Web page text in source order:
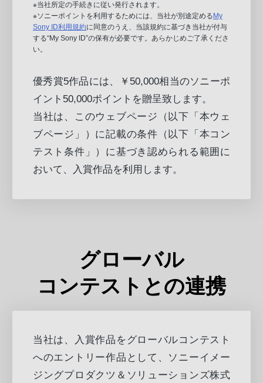
※当社所定の手続きに従い発行されます。
※ソニーポイントを利用するためには、当社が別途定める My
Sony ID利用規約に同意のうえ、当該規約に基づき当社が付与
する“My Sony ID”の保有が必要です。あらかじめご了承くださ
い。
優秀賞5作品には、￥50,000相当のソニーポ
イント50,000ポイントを贈呈致します。
当社は、このウェブページ（以下「本ウェ
ブページ」）に記載の条件（以下「本コン
テスト条件」）に基づき認められる範囲に
おいて、入賞作品を利用します。
グローバル
コンテストとの連携
当社は、入賞作品をグローバルコンテスト
へのエントリー作品として、ソニーイメー
ジングプロダクツ＆ソリューションズ株式